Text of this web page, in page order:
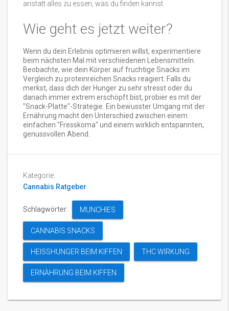
anstatt alles zu essen, was du finden kannst.
Wie geht es jetzt weiter?
Wenn du dein Erlebnis optimieren willst, experimentiere
beim nächsten Mal mit verschiedenen Lebensmitteln.
Beobachte, wie dein Körper auf fruchtige Snacks im
Vergleich zu proteinreichen Snacks reagiert. Falls du
merkst, dass dich der Hunger zu sehr stresst oder du
danach immer extrem erschöpft bist, probier es mit der
"Snack-Platte"-Strategie. Ein bewusster Umgang mit der
Ernährung macht den Unterschied zwischen einem
einfachen "Fresskoma" und einem wirklich entspannten,
genussvollen Abend.
Kategorie:
Cannabis Ratgeber
Schlagwörter: MUNCHIES
CANNABIS SNACKS
HEISSHUNGER BEIM KIFFEN THC WIRKUNG
ERNÄHRUNG BEIM KIFFEN